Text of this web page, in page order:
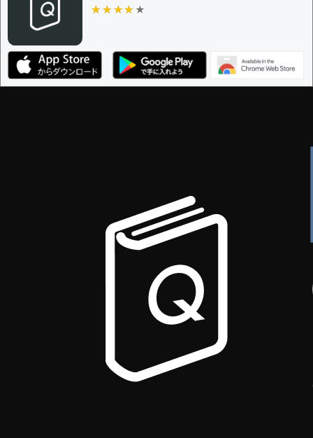
★★★★★
★★★★★